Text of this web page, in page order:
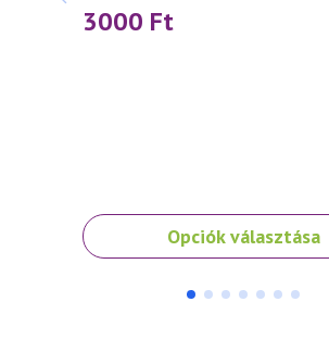
3000 Ft
Opciók választása
Ennek
a